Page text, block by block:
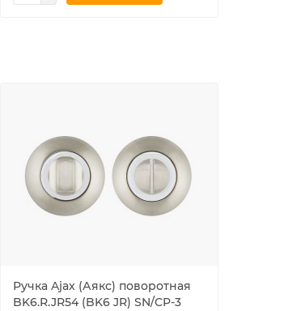
Ручка Ajax (Аякс) поворотная
BK6.R.JR54 (BK6 JR) SN/CP-3